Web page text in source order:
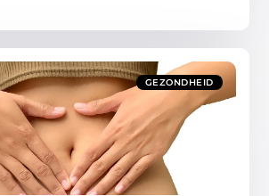
GEZONDHEID